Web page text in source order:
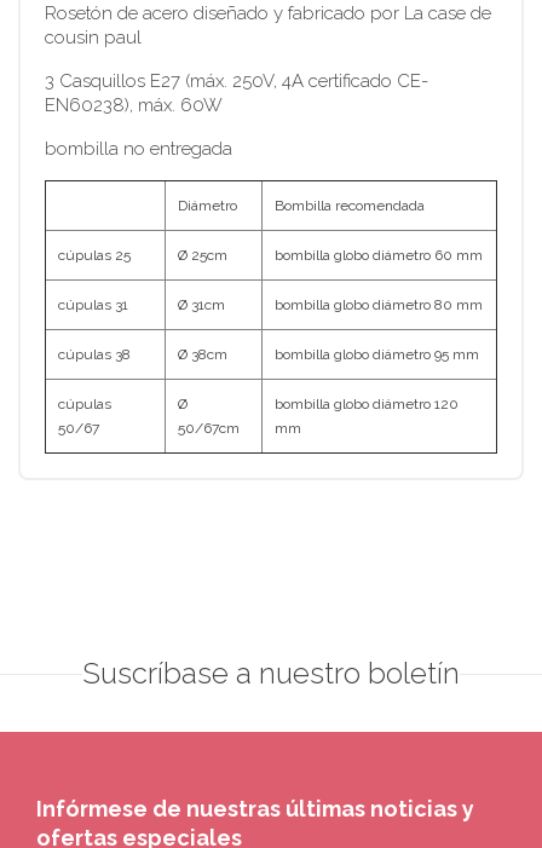
Rosetón de acero diseñado y fabricado por La case de
cousin paul
3 Casquillos E27 (máx. 250V, 4A certificado CE-
EN60238), máx. 60W
bombilla no entregada
Diámetro Bombilla recomendada
cúpulas 25 Ø 25cm bombilla globo diámetro 60 mm
cúpulas 31 Ø 31cm bombilla globo diámetro 80 mm
cúpulas 38 Ø 38cm bombilla globo diámetro 95 mm
cúpulas
50/67
Ø
50/67cm
bombilla globo diámetro 120
mm
Suscríbase a nuestro boletín
Infórmese de nuestras últimas noticias y
ofertas especiales